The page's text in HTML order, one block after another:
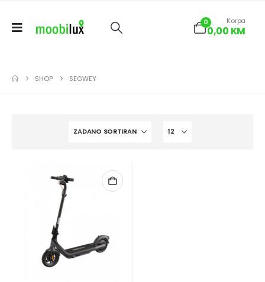
0 Korpa
0,00 KM
SHOP SEGWEY